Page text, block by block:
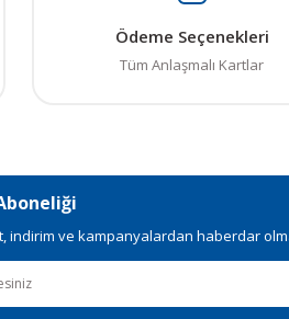
Ödeme Seçenekleri
Tüm Anlaşmalı Kartlar
indirim ve kampanyalardan haberdar